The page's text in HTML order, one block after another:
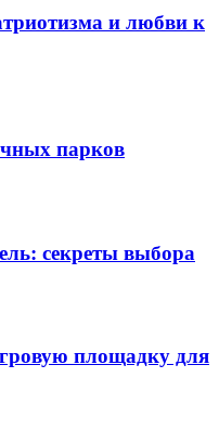
и любви к
парков
секреты выбора
площадку для